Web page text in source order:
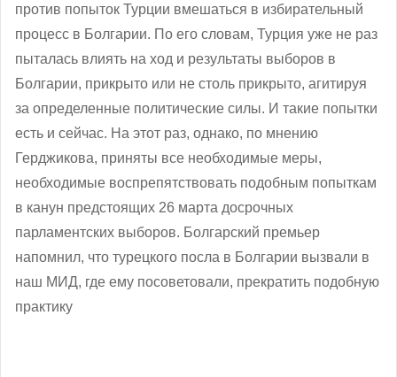
против попыток Турции вмешаться в избирательный
процесс в Болгарии. По его словам, Турция уже не раз
пыталась влиять на ход и результаты выборов в
Болгарии, прикрыто или не столь прикрыто, агитируя
за определенные политические силы. И такие попытки
есть и сейчас. На этот раз, однако, по мнению
Герджикова, приняты все необходимые меры,
необходимые воспрепятствовать подобным попыткам
в канун предстоящих 26 марта досрочных
парламентских выборов. Болгарский премьер
напомнил, что турецкого посла в Болгарии вызвали в
наш МИД, где ему посоветовали, прекратить подобную
практику